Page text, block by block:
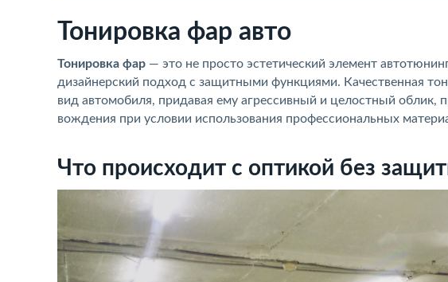
Тонировка фар авто
Тонировка фар — это не просто эстетический элемент
дизайнерский подход с защитными функциями. Качественная
вид автомобиля, придавая ему агрессивный и целостный облик,
вождения при условии использования профессиональных
Что происходит с оптикой без